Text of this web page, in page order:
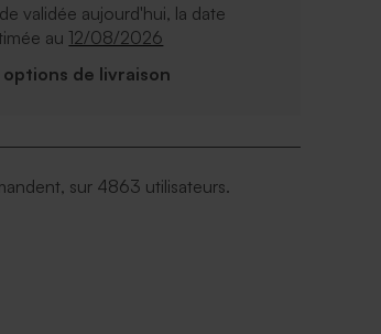
validée aujourd'hui, la date
au 12/08/2026
de livraison
sur 4863 utilisateurs.